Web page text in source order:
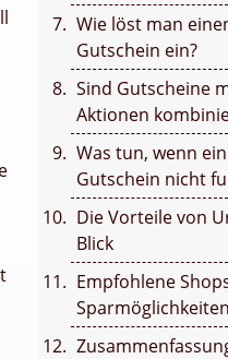
Wie löst man
Gutschein ein?
Sind Gutscheine
Aktionen
Was tun, wenn
Gutschein nicht
Die Vorteile von
Blick
Empfohlene
Sparmöglichkeiten